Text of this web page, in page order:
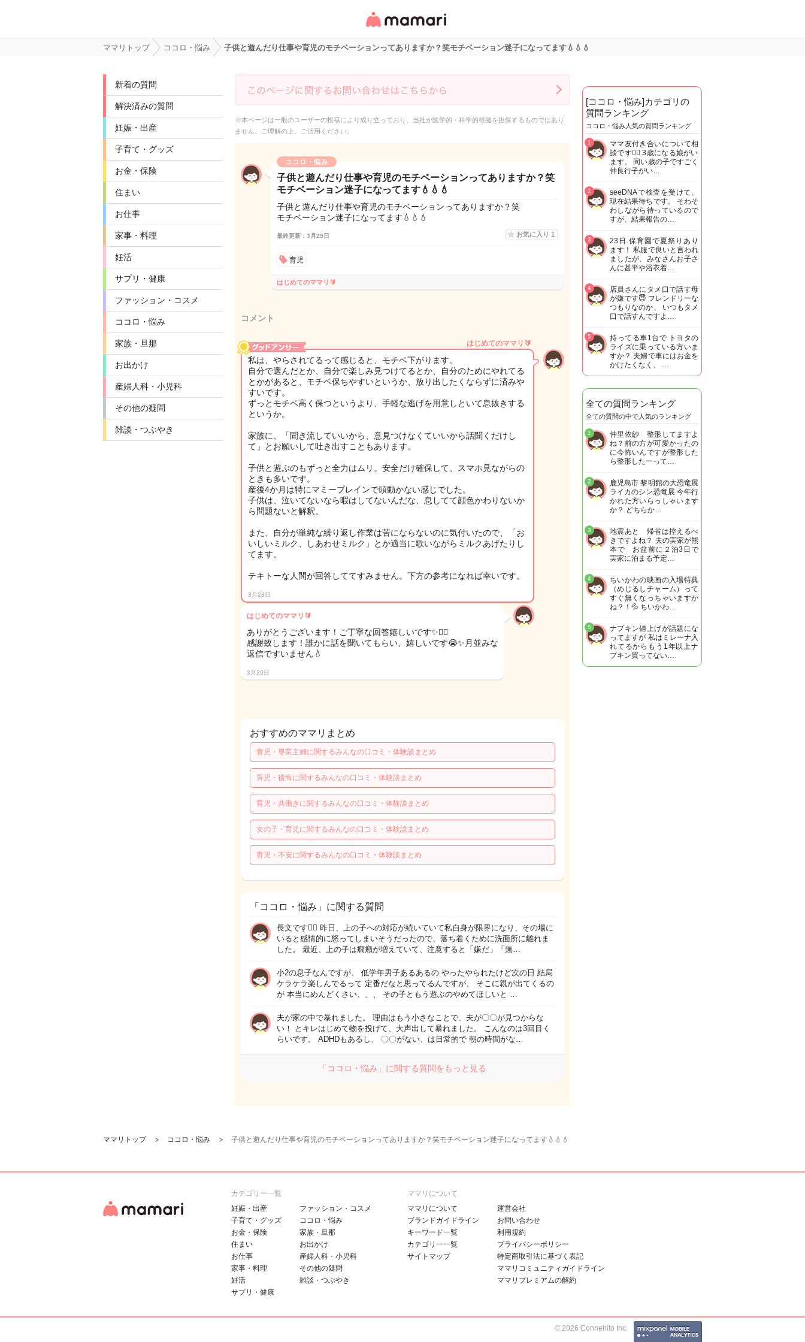
リ・情報サイト
ママリトップ ココロ・悩み 子供と遊んだり仕事や育児のモチベーションってありますか？笑モチベーション迷子になってます💧💧💧
新着の質問
解決済みの質問
妊娠・出産
子育て・グッズ
お金・保険
住まい
お仕事
家事・料理
妊活
サプリ・健康
ファッション・コスメ
ココロ・悩み
家族・旦那
お出かけ
産婦人科・小児科
その他の疑問
雑談・つぶやき
※本ページは一般のユーザーの投稿により成り立っており、当社が医学的・科学的根拠を担保するものではあり
ません。ご理解の上、ご活用ください。
ココロ・悩み
子供と遊んだり仕事や育児のモチベーションってありますか？笑
モチベーション迷子になってます💧💧💧
子供と遊んだり仕事や育児のモチベーションってありますか？笑
モチベーション迷子になってます💧💧💧
最終更新：3月29日 お気に入り 1
育児
はじめてのママリ🔰
コメント
はじめてのママリ🔰
私は、やらされてるって感じると、モチベ下がります。
自分で選んだとか、自分で楽しみ見つけてるとか、自分のためにやれてる
とかがあると、モチベ保ちやすいというか、放り出したくならずに済みや
すいです。
ずっとモチベ高く保つというより、手軽な逃げを用意しといて息抜きする
というか。
家族に、「聞き流していいから、意見つけなくていいから話聞くだけし
て」とお願いして吐き出すこともあります。
子供と遊ぶのもずっと全力はムリ。安全だけ確保して、スマホ見ながらの
ときも多いです。
産後4か月は特にマミーブレインで頭動かない感じでした。
子供は、泣いてないなら暇はしてないんだな、息してて顔色かわりないか
ら問題ないと解釈。
また、自分が単純な繰り返し作業は苦にならないのに気付いたので、「お
いしいミルク、しあわせミルク」とか適当に歌いながらミルクあげたりし
てます。
テキトーな人間が回答しててすみません。下方の参考になれば幸いです。
3月28日
はじめてのママリ🔰
ありがとうございます！ご丁寧な回答嬉しいです✨🙆‍♂️
感謝致します！誰かに話を聞いてもらい、嬉しいです😭✨月並みな
返信ですいません💧
3月29日
おすすめのママリまとめ
育児・専業主婦に関するみんなの口コミ・体験談まとめ
育児・後悔に関するみんなの口コミ・体験談まとめ
育児・共働きに関するみんなの口コミ・体験談まとめ
女の子・育児に関するみんなの口コミ・体験談まとめ
育児・不安に関するみんなの口コミ・体験談まとめ
「ココロ・悩み」に関する質問
長文です🙇‍♀️ 昨日、上の子への対応が続いていて私自身が限界になり、その場に
いると感情的に怒ってしまいそうだったので、落ち着くために洗面所に離れま
した。 最近、上の子は癇癪が増えていて、注意すると「嫌だ」「無…
小2の息子なんですが、 低学年男子あるあるの やったやられたけど次の日 結局
ケラケラ楽しんでるって 定番だなと思ってるんですが、 そこに親が出てくるの
が 本当にめんどくさい、、、 その子ともう遊ぶのやめてほしいと …
夫が家の中で暴れました。 理由はもう小さなことで、夫が〇〇が見つからな
い！ とキレはじめて物を投げて、大声出して暴れました。 こんなのは3回目く
らいです。 ADHDもあるし、 〇〇がない、は日常的で 朝の時間がな…
「ココロ・悩み」に関する質問をもっと見る
[ココロ・悩み]カテゴリの
質問ランキング
ココロ・悩み人気の質問ランキング
ママ友付き合いについて相
談です🙇‍♂️ 3歳になる娘がい
ます。 同い歳の子ですごく
仲良行子がい…
1
seeDNAで検査を受けて、
現在結果待ちです。 そわそ
わしながら待っているので
すが、結果報告の…
2
23日.保育園で夏祭りあり
ます！ 私服で良いと言われ
ましたが、みなさんお子さ
んに甚平や浴衣着…
3
店員さんにタメ口で話す母
が嫌です😇 フレンドリーな
つもりなのか、 いつもタメ
口で話すんですよ…
4
持ってる車1台で トヨタの
ライズに乗っている方いま
すか？ 夫婦で車にはお金を
かけたくなく、 …
5
全ての質問ランキング
全ての質問の中で人気のランキング
仲里依紗 整形してますよ
ね？前の方が可愛かったの
に今怖いんですが整形した
ら整形したーって…
1
鹿児島市 黎明館の大恐竜展
ライカのシン恐竜展 今年行
かれた方いらっしゃいます
か？ どちらか…
2
地震あと 帰省は控えるべ
きですよね？ 夫の実家が熊
本で お盆前に２泊3日で
実家に泊まる予定…
3
ちいかわの映画の入場特典
（めじるしチャーム）って
すぐ無くなっちゃいますか
ね？！💦 ちいかわ…
4
ナプキン値上げが話題にな
ってますが 私はミレーナ入
れてるからもう1年以上ナ
プキン買ってない…
5
ママリトップ ココロ・悩み 子供と遊んだり仕事や育児のモチベーションってありますか？笑モチベーション迷子になってます💧💧💧
カテゴリー一覧
妊娠・出産
子育て・グッズ
お金・保険
住まい
お仕事
家事・料理
妊活
サプリ・健康
ファッション・コスメ
ココロ・悩み
家族・旦那
お出かけ
産婦人科・小児科
その他の疑問
雑談・つぶやき
ママリについて
ママリについて
ブランドガイドライン
キーワード一覧
カテゴリ一一覧
サイトマップ
運営会社
お問い合わせ
利用規約
プライバシーポリシー
特定商取引法に基づく表記
ママリコミュニティガイドライン
ママリプレミアムの解約
© 2026 Connehito Inc.